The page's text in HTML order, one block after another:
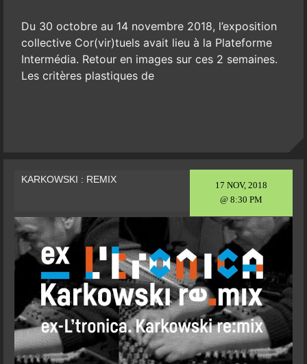
Du 30 octobre au 14 novembre 2018, l’exposition
collective Cor(vir)tuels avait lieu à la Plateforme
Intermédia. Retour en images sur ces 2 semaines.
Les critères plastiques de
17 NOV, 2018
@ 8:30 PM
KARKOWSKI : REMIX